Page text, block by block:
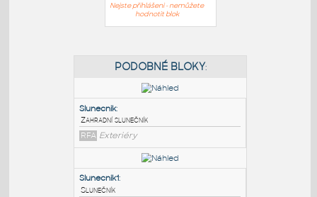
Nejste přihlášeni - nemůžete
hodnotit blok
PODOBNÉ BLOKY: